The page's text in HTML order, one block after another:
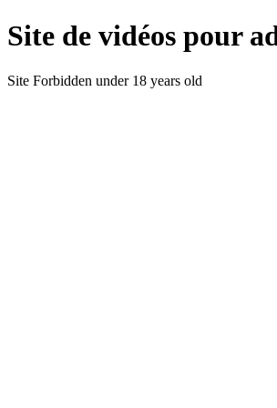
Site de vidéos pour
Site Forbidden under 18 years old